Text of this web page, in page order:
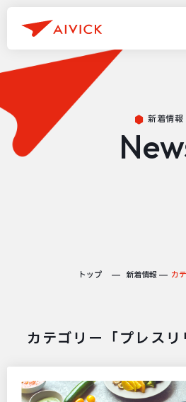
新着情報
トップ 新着情報 カ
カテゴリー「プレス